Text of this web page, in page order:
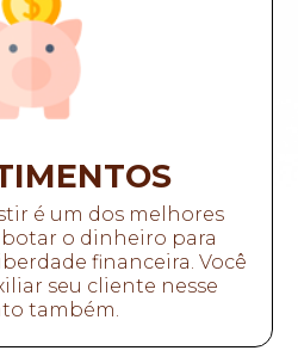
é um dos melhores
o dinheiro para
financeira. Você
seu cliente nesse
também.